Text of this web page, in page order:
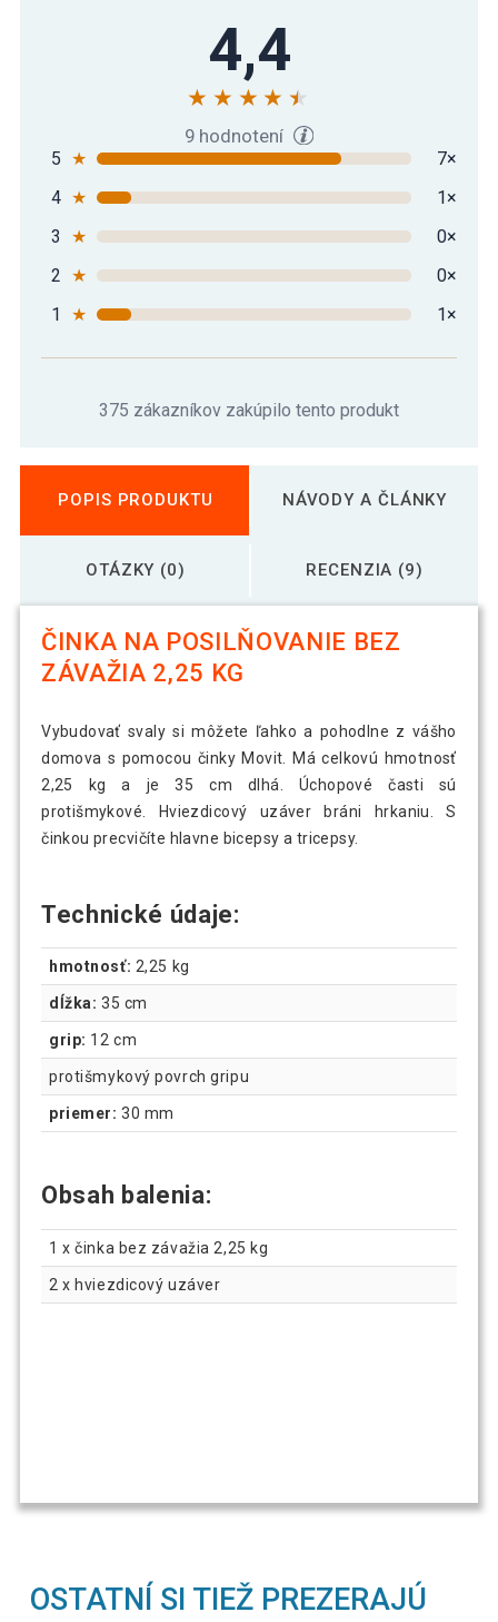
4,4
9 hodnotení
5 ★
7×
4 ★
1×
3
★
0×
2 ★
0×
1
★ 1×
375 zákazníkov zakúpilo tento produkt
POPIS PRODUKTU NÁVODY A ČLÁNKY
OTÁZKY (0) RECENZIA (9)
ČINKA NA POSILŇOVANIE BEZ
ZÁVAŽIA 2,25 KG
Vybudovať svaly si môžete ľahko a pohodlne z vášho
domova s pomocou činky Movit. Má celkovú hmotnosť
2,25 kg a je 35 cm dlhá. Úchopové časti sú
protišmykové. Hviezdicový uzáver bráni hrkaniu. S
činkou precvičíte hlavne bicepsy a tricepsy.
Technické údaje:
hmotnosť: 2,25 kg
dĺžka: 35 cm
grip: 12 cm
protišmykový povrch gripu
priemer: 30 mm
Obsah balenia:
1 x činka bez závažia 2,25 kg
2 x hviezdicový uzáver
OSTATNÍ SI TIEŽ PREZERAJÚ